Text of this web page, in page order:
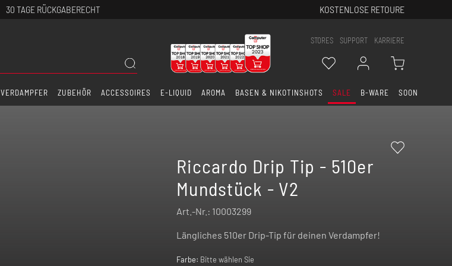
30 TAGE RÜCKGABERECHT KOSTENLOSE RETOURE
STORES SUPPORT KARRIERE
VERDAMPFER ZUBEHÖR ACCESSOIRES E-LIQUID AROMA BASEN & NIKOTINSHOTS SALE B-WARE SOON
Riccardo Drip Tip - 510er
Mundstück - V2
Art.-Nr.: 10003299
Längliches 510er Drip-Tip für deinen Verdampfer!
Farbe: Bitte wählen Sie